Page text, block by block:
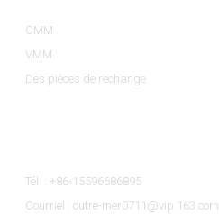
CMM
VMM
Des pièces de rechange
Tél. : +86-15596686895
Courriel : outre-mer0711@vip.163.com